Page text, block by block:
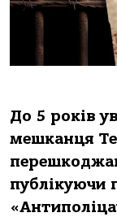
До 5 років
мешканця
публікуючи